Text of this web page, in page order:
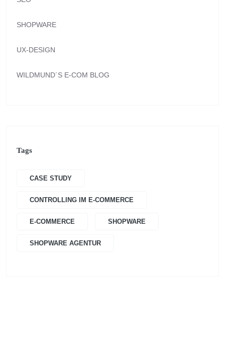
SHOPWARE
UX-DESIGN
WILDMUND´S E-COM BLOG
Tags
CASE STUDY
CONTROLLING IM E-COMMERCE
E-COMMERCE SHOPWARE
SHOPWARE AGENTUR